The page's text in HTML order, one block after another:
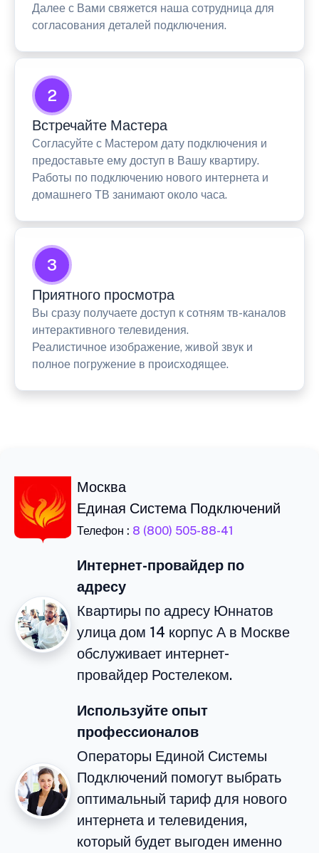
Далее с Вами свяжется наша сотрудница для
согласования деталей подключения.
2
Встречайте Мастера
Согласуйте с Мастером дату подключения и
предоставьте ему доступ в Вашу квартиру.
Работы по подключению нового интернета и
домашнего ТВ занимают около часа.
3
Приятного просмотра
Вы сразу получаете доступ к сотням тв-каналов
интерактивного телевидения.
Реалистичное изображение, живой звук и
полное погружение в происходящее.
Москва
Единая Система Подключений
Телефон : 8 (800) 505-88-41
Интернет-провайдер по
адресу
Квартиры по адресу Юннатов
улица дом 14 корпус А в Москве
обслуживает интернет-
провайдер Ростелеком.
Используйте опыт
профессионалов
Операторы Единой Системы
Подключений помогут выбрать
оптимальный тариф для нового
интернета и телевидения,
который будет выгоден именно